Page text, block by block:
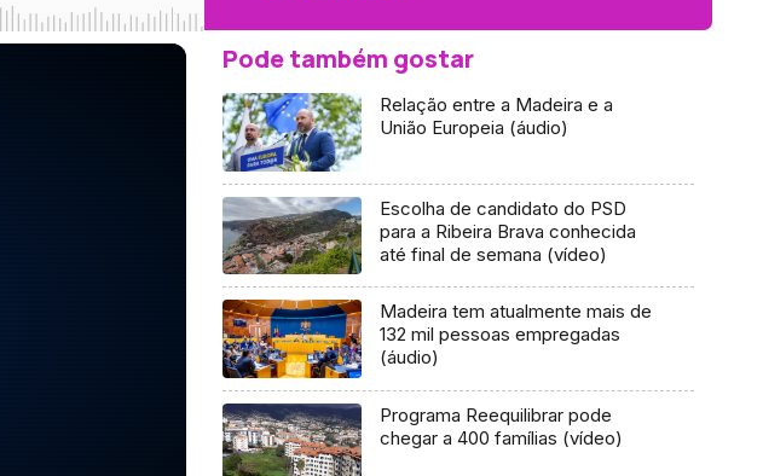
Pode também gostar
Relação entre a Madeira e a
União Europeia (áudio)
Escolha de candidato do PSD
para a Ribeira Brava conhecida
até final de semana (vídeo)
Madeira tem atualmente mais de
132 mil pessoas empregadas
(áudio)
Programa Reequilibrar pode
chegar a 400 famílias (vídeo)